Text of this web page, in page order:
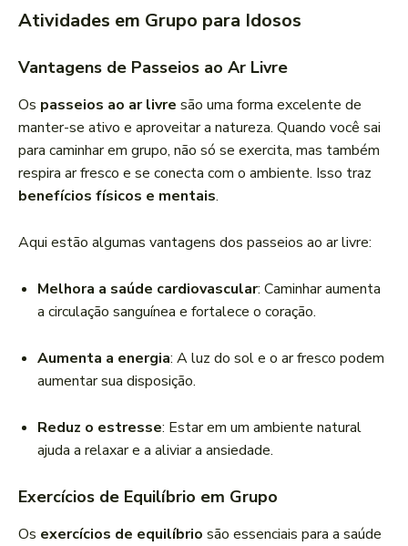
Atividades em Grupo para Idosos
Vantagens de Passeios ao Ar Livre
Os passeios ao ar livre são uma forma excelente de
manter-se ativo e aproveitar a natureza. Quando você sai
para caminhar em grupo, não só se exercita, mas também
respira ar fresco e se conecta com o ambiente. Isso traz
benefícios físicos e mentais.
Aqui estão algumas vantagens dos passeios ao ar livre:
Melhora a saúde cardiovascular: Caminhar aumenta
a circulação sanguínea e fortalece o coração.
Aumenta a energia: A luz do sol e o ar fresco podem
aumentar sua disposição.
Reduz o estresse: Estar em um ambiente natural
ajuda a relaxar e a aliviar a ansiedade.
Exercícios de Equilíbrio em Grupo
Os exercícios de equilíbrio são essenciais para a saúde